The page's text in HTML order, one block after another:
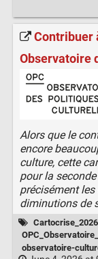
Contribuer
Observatoire
Alors que le
encore
culture, cette
pour la
précisément
diminutions de
Cartocrise_2026
observatoire-